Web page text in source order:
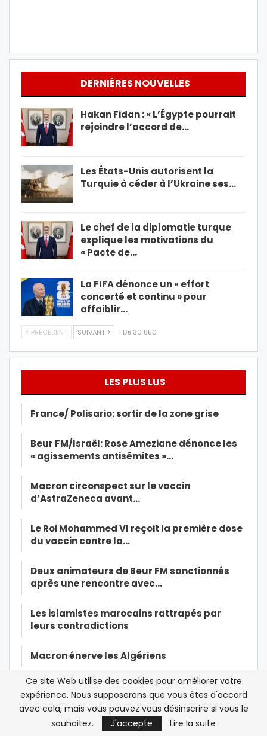
DERNIÈRES NOUVELLES
Hakan Fidan : « L’Égypte pourrait
rejoindre l’accord de…
Les États-Unis autorisent la
Turquie à céder à l’Ukraine ses…
Le chef de la diplomatie turque
explique les motivations du
« Pacte de…
La FIFA dénonce un « effort
concerté et continu » pour
affaiblir…
PRÉCÉDENT SUIVANT 1 De 30 850
LES PLUS LUS
France/ Polisario: sortir de la zone grise
Beur FM/Israël: Rose Ameziane dénonce les
« agissements antisémites »…
Macron circonspect sur le vaccin
d’AstraZeneca avant…
Le Roi Mohammed VI reçoit la première dose
du vaccin contre la…
Deux animateurs de Beur FM sanctionnés
après une rencontre avec…
Les islamistes marocains rattrapés par
leurs contradictions
Macron énerve les Algériens
Radio Orient : “notre proximité avec le
Royaume ne s’est à aucun…
Hicham Alaoui* ou la nostalgie du
Ce site Web utilise des cookies pour améliorer votre
expérience. Nous supposerons que vous êtes d'accord
avec cela, mais vous pouvez vous désinscrire si vous le
souhaitez.
J'accepte Lire la suite